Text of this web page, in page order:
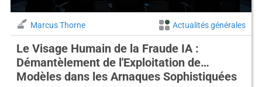
Marcus Thorne Actualités générales
Le Visage Humain de la Fraude IA :
Démantèlement de l'Exploitation de
Modèles dans les Arnaques Sophistiquées